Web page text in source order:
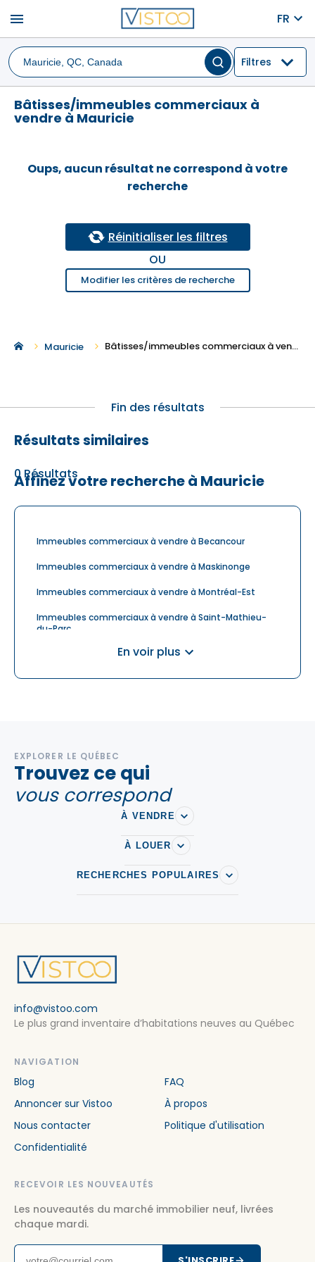
menu FR
Filtres
Bâtisses/immeubles commerciaux à
vendre à Mauricie
Oups, aucun résultat ne correspond à votre
recherche
Réinitialiser les filtres
OU
Modifier les critères de recherche
Mauricie Bâtisses/immeubles commerciaux à vendre à Mauricie
Fin des résultats
Résultats similaires
0 Résultats
Affinez votre recherche à Mauricie
Immeubles commerciaux à vendre à Becancour
Immeubles commerciaux à vendre à Maskinonge
Immeubles commerciaux à vendre à Montréal-Est
Immeubles commerciaux à vendre à Saint-Mathieu-
du-Parc
Immeubles commerciaux à vendre à Shawinigan
Immeubles commerciaux à vendre à Trois-Rives
En voir plus
EXPLORER LE QUÉBEC
Trouvez ce qui
vous correspond
À VENDRE
À LOUER
RECHERCHES POPULAIRES
info@vistoo.com
Le plus grand inventaire d’habitations neuves au Québec
NAVIGATION
Blog
FAQ
Annoncer sur Vistoo
À propos
Nous contacter
Politique d'utilisation
Confidentialité
RECEVOIR LES NOUVEAUTÉS
Les nouveautés du marché immobilier neuf, livrées
chaque mardi.